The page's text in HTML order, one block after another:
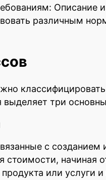
Описание
различным
выделяет три
с
начиная
или